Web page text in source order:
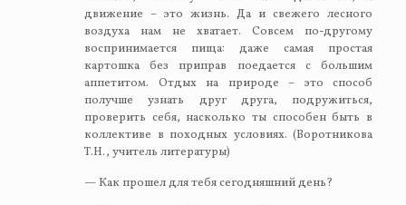
движение – это жизнь. Да и свежего лесного
воздуха нам не хватает. Совсем по-другому
воспринимается пища: даже самая простая
картошка без приправ поедается с большим
аппетитом. Отдых на природе – это способ
получше узнать друг друга, подружиться,
проверить себя, насколько ты способен быть в
коллективе в походных условиях. (Воротникова
Т.Н., учитель литературы)
— Как прошел для тебя сегодняшний день?